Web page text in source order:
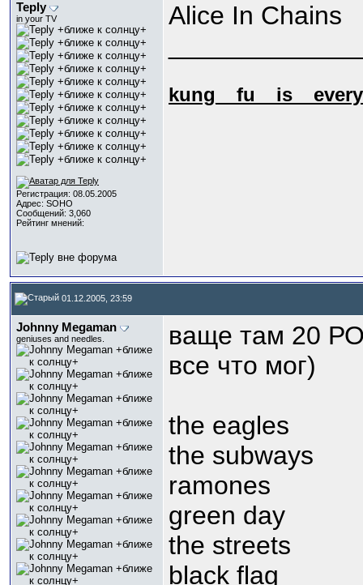
Teply
in your TV
Регистрация: 08.05.2005
Адрес: SOHO
Сообщений: 3,060
Рейтинг мнений:
Alice In Chains
kung_ _fu_ _is_
01.12.2005, 23:59
Johnny Megaman
geniuses and needles.
ваще там 20
все что мог)
the eagles
the subways
ramones
green day
the streets
black flag